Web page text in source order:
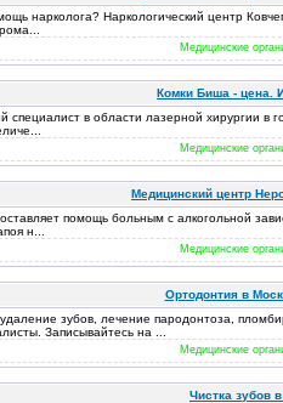
нарколога? Наркологический центр
Медицинские
Комки Биша - цена.
в области лазерной хирургии в
Медицинские
Медицинский центр
помощь больным с алкогольной
н...
Медицинские
Ортодонтия в
зубов, лечение пародонтоза,
Записывайтесь на ...
Медицинские
Чистка зубов